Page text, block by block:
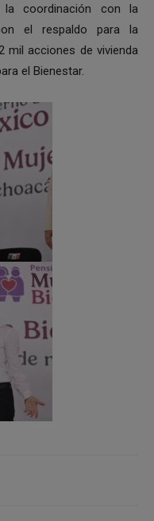
coordinación con la
el respaldo para la
mil acciones de vivienda
el Bienestar.